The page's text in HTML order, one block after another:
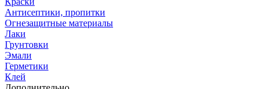
Антисептики, пропитки
Огнезащитные материалы
Лаки
Грунтовки
Эмали
Герметики
Клей